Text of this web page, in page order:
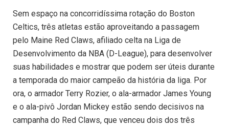
Sem espaço na concorridíssima rotação do Boston
Celtics, três atletas estão aproveitando a passagem
pelo Maine Red Claws, afiliado celta na Liga de
Desenvolvimento da NBA (D-League), para desenvolver
suas habilidades e mostrar que podem ser úteis durante
a temporada do maior campeão da história da liga. Por
ora, o armador Terry Rozier, o ala-armador James Young
e o ala-pivô Jordan Mickey estão sendo decisivos na
campanha do Red Claws, que venceu dois dos três